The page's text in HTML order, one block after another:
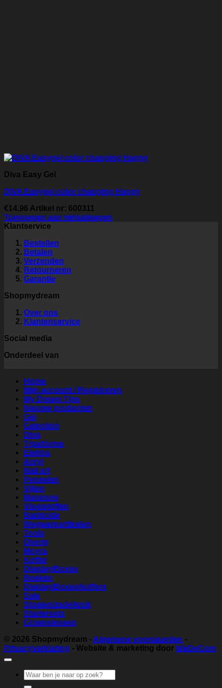
Diva Easy Gel
DIVA Easygel color changing Happy
€14.96 Artikel nr: 600311
Toevoegen aan winkelwagen
Klantservice
Bestellen
Betalen
Verzenden
Retourneren
Garantie
Shopmydream
Over ons
Klantenservice
Social media
Onderdeel van
Home
Mijn account / Registreren
My Dream Tips
Nieuwe producten
Gel
Gelpolish
Diva
Tips/forms
Elektra
Acryl
Nail art
Penselen
Vijlen
Manicure
Vloeistoffen
Barbicide
Wegwerpartikelen
Tools
Overig
Moyra
Koffer
Display/Boxes
Boeken
Display/Boxes/koffers
Sale
Stoelen/zadelkruk
Startersets
Groepslessen
© 2026 Shopmydream - Algemene voorwaarden -
Privacyverklaring - Website & marketing door WeDeCom
Zoeken
naar: